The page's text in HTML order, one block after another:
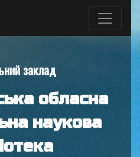
заклад
обласна
наукова